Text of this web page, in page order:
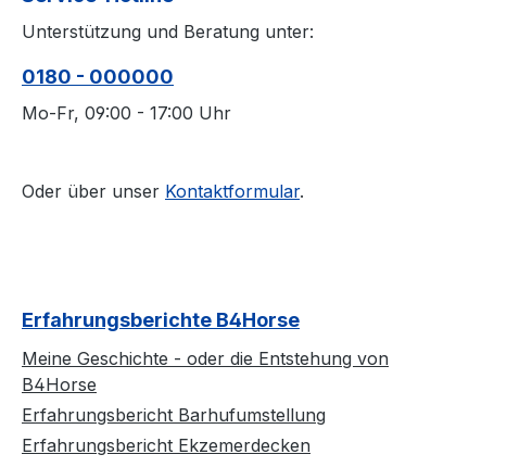
Unterstützung und Beratung unter:
0180 - 000000
Mo-Fr, 09:00 - 17:00 Uhr
Oder über unser Kontaktformular.
Erfahrungsberichte B4Horse
Meine Geschichte - oder die Entstehung von
B4Horse
Erfahrungsbericht Barhufumstellung
Erfahrungsbericht Ekzemerdecken